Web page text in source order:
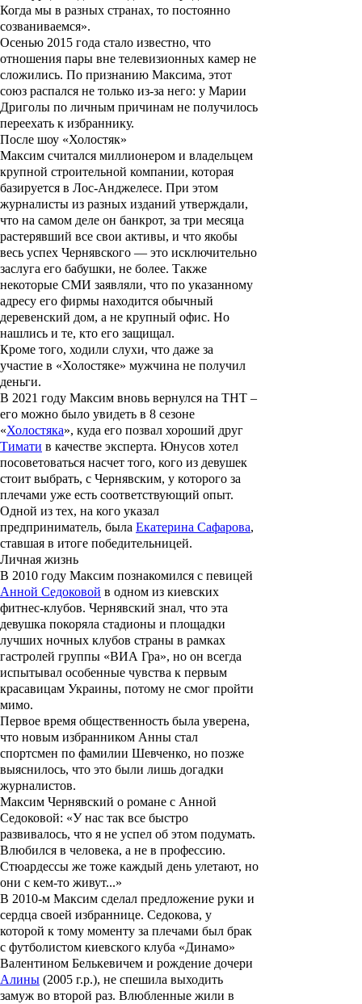
Когда мы в разных странах, то постоянно
созваниваемся».
Осенью 2015 года стало известно, что
отношения пары вне телевизионных камер не
сложились. По признанию Максима, этот
союз распался не только из-за него: у Марии
Дриголы по личным причинам не получилось
переехать к избраннику.
После шоу «Холостяк»
Максим считался миллионером и владельцем
крупной строительной компании, которая
базируется в Лос-Анджелесе. При этом
журналисты из разных изданий утверждали,
что на самом деле он банкрот, за три месяца
растерявший все свои активы, и что якобы
весь успех Чернявского — это исключительно
заслуга его бабушки, не более. Также
некоторые СМИ заявляли, что по указанному
адресу его фирмы находится обычный
деревенский дом, а не крупный офис. Но
нашлись и те, кто его защищал.
Кроме того, ходили слухи, что даже за
участие в «Холостяке» мужчина не получил
деньги.
В 2021 году Максим вновь вернулся на ТНТ –
его можно было увидеть в 8 сезоне
«Холостяка», куда его позвал хороший друг
Тимати в качестве эксперта. Юнусов хотел
посоветоваться насчет того, кого из девушек
стоит выбрать, с Чернявским, у которого за
плечами уже есть соответствующий опыт.
Одной из тех, на кого указал
предприниматель, была Екатерина Сафарова,
ставшая в итоге победительницей.
Личная жизнь
В 2010 году Максим познакомился с певицей
Анной Седоковой в одном из киевских
фитнес-клубов. Чернявский знал, что эта
девушка покоряла стадионы и площадки
лучших ночных клубов страны в рамках
гастролей группы «ВИА Гра», но он всегда
испытывал особенные чувства к первым
красавицам Украины, потому не смог пройти
мимо.
Первое время общественность была уверена,
что новым избранником Анны стал
спортсмен по фамилии Шевченко, но позже
выяснилось, что это были лишь догадки
журналистов.
Максим Чернявский о романе с Анной
Седоковой: «У нас так все быстро
развивалось, что я не успел об этом подумать.
Влюбился в человека, а не в профессию.
Стюардессы же тоже каждый день улетают, но
они с кем-то живут...»
В 2010-м Максим сделал предложение руки и
сердца своей избраннице. Седокова, у
которой к тому моменту за плечами был брак
с футболистом киевского клуба «Динамо»
Валентином Белькевичем и рождение дочери
Алины (2005 г.р.), не спешила выходить
замуж во второй раз. Влюбленные жили в